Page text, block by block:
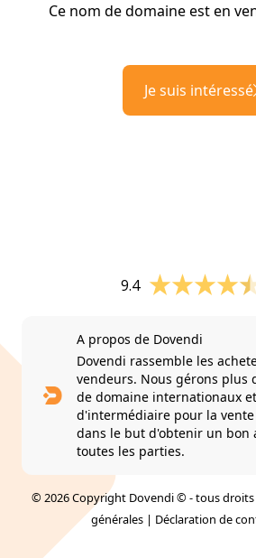
Ce nom de domaine est en
Je suis intéressé
9.4
A propos de Dovendi
Dovendi rassemble les
vendeurs. Nous gérons plus
de domaine internationaux
d'intermédiaire pour la vente
dans le but d'obtenir un bon
toutes les parties.
© 2026 Copyright Dovendi © - tous droits
générales | Déclaration de